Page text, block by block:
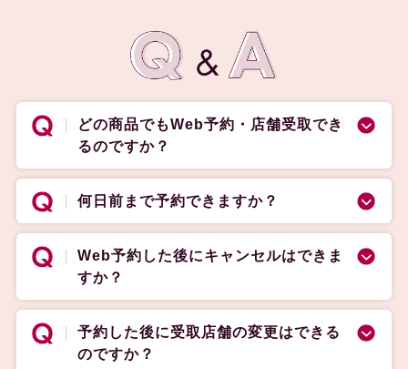
どの商品でもWeb予約・店舗受取でき
るのですか？
何日前まで予約できますか？
Web予約した後にキャンセルはできま
すか？
予約した後に受取店舗の変更はできる
のですか？